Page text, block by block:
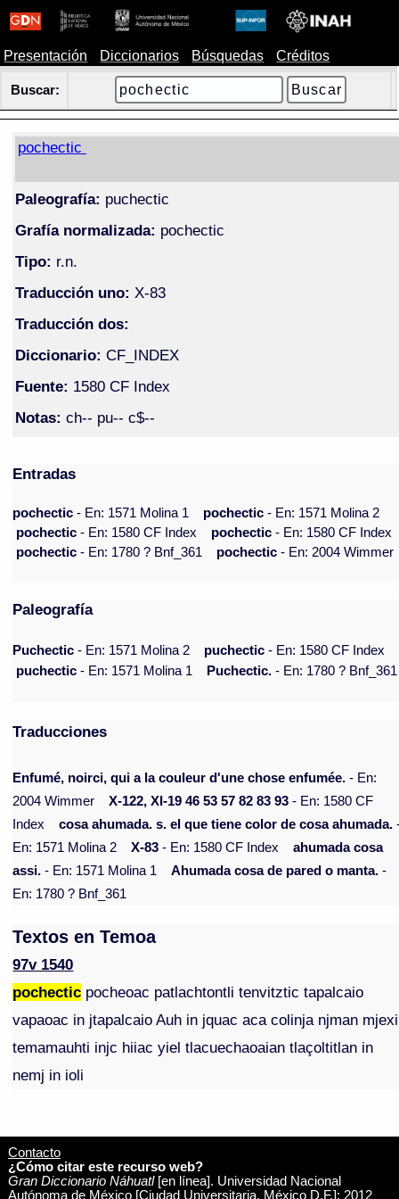
Presentación Diccionarios Búsquedas Créditos
Buscar:
pochectic
Paleografía: puchectic
Grafía normalizada: pochectic
Tipo: r.n.
Traducción uno: X-83
Traducción dos:
Diccionario: CF_INDEX
Fuente: 1580 CF Index
Notas: ch-- pu-- c$--
Entradas
pochectic- En: 1571 Molina 1 pochectic- En: 1571 Molina 2
pochectic- En: 1580 CF Index pochectic- En: 1580 CF Index
pochectic- En: 1780 ? Bnf_361 pochectic- En: 2004 Wimmer
Paleografía
Puchectic - En: 1571 Molina 2 puchectic - En: 1580 CF Index
puchectic - En: 1571 Molina 1 Puchectic. - En: 1780 ? Bnf_361
Traducciones
Enfumé, noirci, qui a la couleur d'une chose enfumée. - En:
2004 Wimmer
X-122, XI-19 46 53 57 82 83 93 - En: 1580 CF
Index
cosa ahumada. s. el que tiene color de cosa ahumada.
En: 1571 Molina 2
X-83 - En: 1580 CF Index
ahumada cosa
assi. - En: 1571 Molina 1 Ahumada cosa de pared o manta. -
En: 1780 ? Bnf_361
Textos en Temoa
97v 1540
pochectic pocheoac patlachtontli tenvitztic tapalcaio
vapaoac in jtapalcaio Auh in jquac aca colinja njman mjexi
temamauhti injc hiiac yiel tlacuechaoaian tlaçoltitlan in
nemj in ioli
Contacto
¿Cómo citar este recurso web?
Gran Diccionario Náhuatl[en línea]. Universidad Nacional
Autónoma de México [Ciudad Universitaria, México D.F.]: 2012